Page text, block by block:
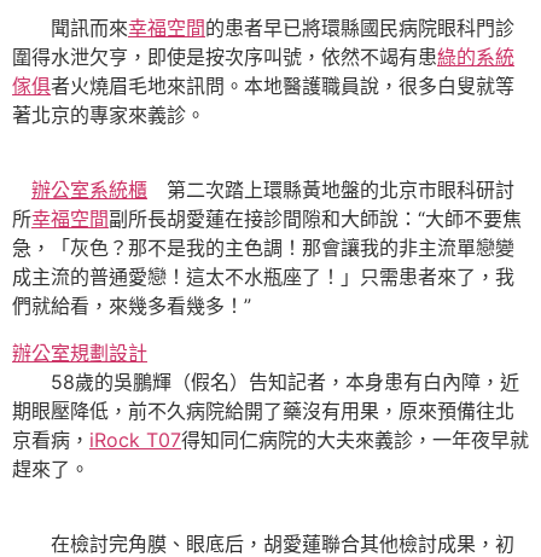
聞訊而來幸福空間的患者早已將環縣國民病院眼科門診
圍得水泄欠亨，即使是按次序叫號，依然不竭有患綠的系統
傢俱者火燒眉毛地來訊問。本地醫護職員說，很多白叟就等
著北京的專家來義診。
辦公室系統櫃 第二次踏上環縣黃地盤的北京市眼科研討
所幸福空間副所長胡愛蓮在接診間隙和大師說：“大師不要焦
急，「灰色？那不是我的主色調！那會讓我的非主流單戀變
成主流的普通愛戀！這太不水瓶座了！」只需患者來了，我
們就給看，來幾多看幾多！”
辦公室規劃設計
58歲的吳鵬輝（假名）告知記者，本身患有白內障，近
期眼壓降低，前不久病院給開了藥沒有用果，原來預備往北
京看病， iRock T07得知同仁病院的大夫來義診，一年夜早就
趕來了。
在檢討完角膜、眼底后，胡愛蓮聯合其他檢討成果，初